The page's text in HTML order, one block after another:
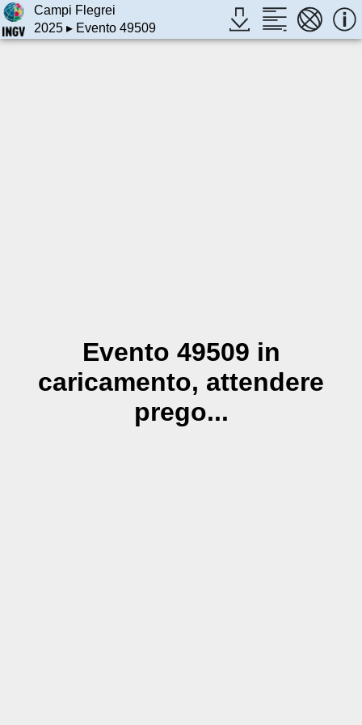
Campi Flegrei
2025▸ Evento 49509
Evento 49509 in
caricamento, attendere
prego...